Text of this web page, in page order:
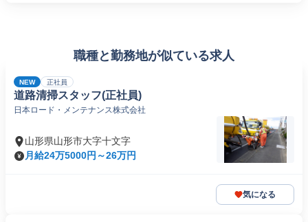
職種と勤務地が似ている求人
NEW 正社員
道路清掃スタッフ(正社員)
日本ロード・メンテナンス株式会社
山形県山形市大字十文字
月給24万5000円～26万円
気になる